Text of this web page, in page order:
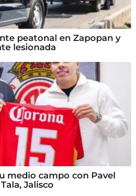
peatonal en Zapopan y
lesionada
medio campo con Pavel
Jalisco